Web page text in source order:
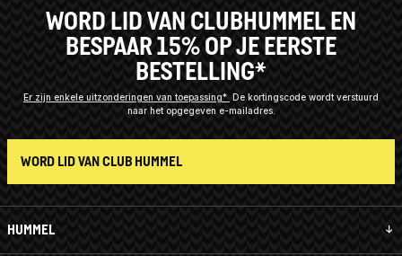
HUMMEL
WORD LID VAN CLUBHUMMEL EN
BESPAAR 15% OP JE EERSTE
BESTELLING*
Er zijn enkele uitzonderingen van toepassing* De kortingscode wordt verstuurd
naar het opgegeven e-mailadres.
WORD LID VAN CLUB HUMMEL